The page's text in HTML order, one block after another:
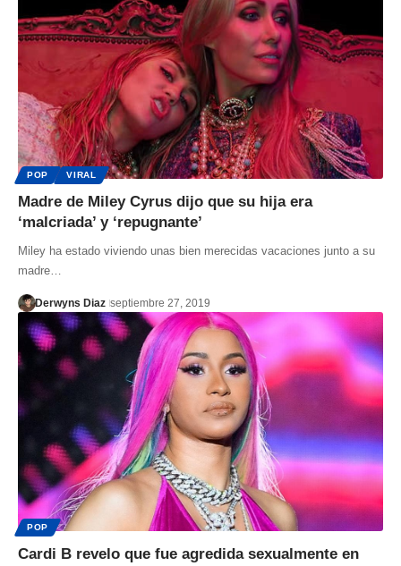
POP VIRAL
Madre de Miley Cyrus dijo que su hija era
‘malcriada’ y ‘repugnante’
Miley ha estado viviendo unas bien merecidas vacaciones junto a su
madre…
Derwyns Diaz septiembre 27, 2019
POP
Cardi B revelo que fue agredida sexualmente en